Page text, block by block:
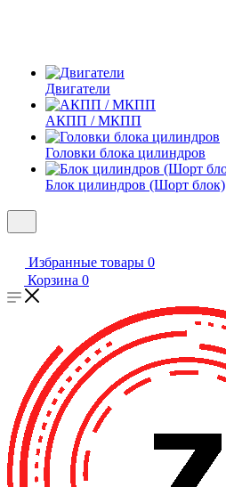
Двигатели
АКПП / МКПП
Головки блока цилиндров
Блок цилиндров (Шорт блок)
Избранные товары 0
Корзина 0